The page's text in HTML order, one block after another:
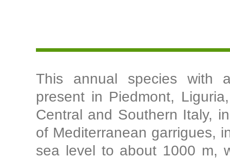
This annual species with
present in Piedmont,
Central and Southern Italy,
of Mediterranean garrigues,
sea level to about 1000 m,